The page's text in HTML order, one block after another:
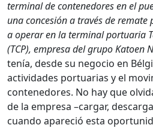
terminal de contenedores en el
una concesión a través de remate
a operar en la terminal portuaria
(TCP), empresa del grupo Katoen
tenía, desde su negocio en
actividades portuarias y el
contenedores. No hay que
de la empresa –cargar,
cuando apareció esta